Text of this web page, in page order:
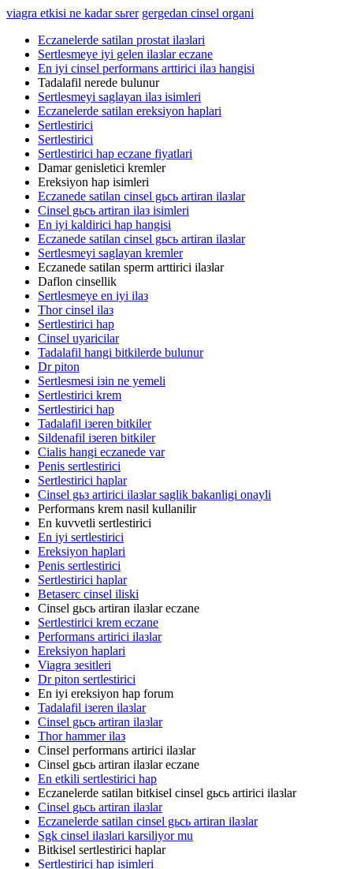
viagra etkisi ne kadar sьrer gergedan cinsel organi
Eczanelerde satilan prostat ilaзlari
Sertlesmeye iyi gelen ilaзlar eczane
En iyi cinsel performans arttirici ilaз hangisi
Tadalafil nerede bulunur
Sertlesmeyi saglayan ilaз isimleri
Eczanelerde satilan ereksiyon haplari
Sertlestirici
Sertlestirici
Sertlestirici hap eczane fiyatlari
Damar genisletici kremler
Ereksiyon hap isimleri
Eczanede satilan cinsel gьcь artiran ilaзlar
Cinsel gьcь artiran ilaз isimleri
En iyi kaldirici hap hangisi
Eczanede satilan cinsel gьcь artiran ilaзlar
Sertlesmeyi saglayan kremler
Eczanede satilan sperm arttirici ilaзlar
Daflon cinsellik
Sertlesmeye en iyi ilaз
Thor cinsel ilaз
Sertlestirici hap
Cinsel uyaricilar
Tadalafil hangi bitkilerde bulunur
Dr piton
Sertlesmesi iзin ne yemeli
Sertlestirici krem
Sertlestirici hap
Tadalafil iзeren bitkiler
Sildenafil iзeren bitkiler
Cialis hangi eczanede var
Penis sertlestirici
Sertlestirici haplar
Cinsel gьз artirici ilaзlar saglik bakanligi onayli
Performans krem nasil kullanilir
En kuvvetli sertlestirici
En iyi sertlestirici
Ereksiyon haplari
Penis sertlestirici
Sertlestirici haplar
Betaserc cinsel iliski
Cinsel gьcь artiran ilaзlar eczane
Sertlestirici krem eczane
Performans artirici ilaзlar
Ereksiyon haplari
Viagra зesitleri
Dr piton sertlestirici
En iyi ereksiyon hap forum
Tadalafil iзeren ilaзlar
Cinsel gьcь artiran ilaзlar
Thor hammer ilaз
Cinsel performans artirici ilaзlar
Cinsel gьcь artiran ilaзlar eczane
En etkili sertlestirici hap
Eczanelerde satilan bitkisel cinsel gьcь artirici ilaзlar
Cinsel gьcь artiran ilaзlar
Eczanelerde satilan cinsel gьcь artiran ilaзlar
Sgk cinsel ilaзlari karsiliyor mu
Bitkisel sertlestirici haplar
Sertlestirici hap isimleri